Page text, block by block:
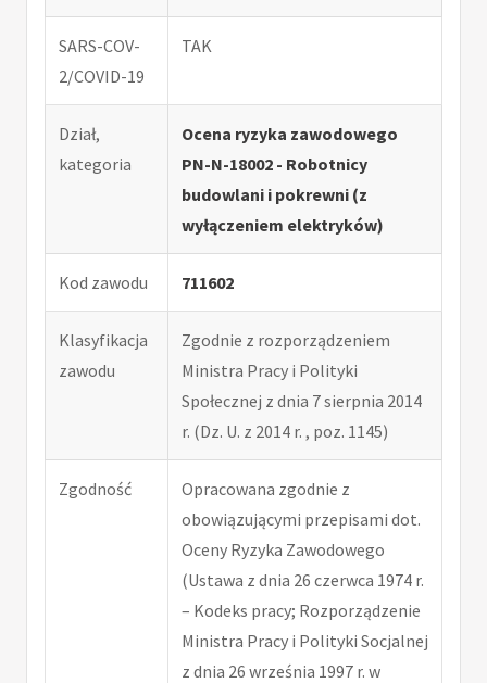
SARS-COV-
2/COVID-19
TAK
Dział,
kategoria
Ocena ryzyka zawodowego
PN-N-18002 - Robotnicy
budowlani i pokrewni (z
wyłączeniem elektryków)
Kod zawodu 711602
Klasyfikacja
zawodu
Zgodnie z rozporządzeniem
Ministra Pracy i Polityki
Społecznej z dnia 7 sierpnia 2014
r. (Dz. U. z 2014 r. , poz. 1145)
Zgodność
Opracowana zgodnie z
obowiązującymi przepisami dot.
Oceny Ryzyka Zawodowego
(Ustawa z dnia 26 czerwca 1974 r.
– Kodeks pracy; Rozporządzenie
Ministra Pracy i Polityki Socjalnej
z dnia 26 września 1997 r. w